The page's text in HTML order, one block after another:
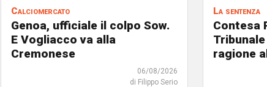
Calciomercato
Genoa, ufficiale il colpo Sow.
E Vogliacco va alla
Cremonese
06/08/2026
di Filippo Serio
La sentenza
Contesa
ragione